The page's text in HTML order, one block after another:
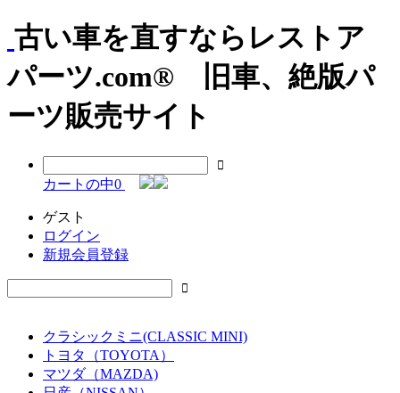
古い車を直すならレストア
パーツ.com® 旧車、絶版パ
ーツ販売サイト
カートの中0
ゲスト
ログイン
新規会員登録
クラシックミニ(CLASSIC MINI)
トヨタ（TOYOTA）
マツダ（MAZDA)